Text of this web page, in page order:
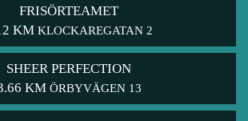
FRISÖRTEAMET
KM KLOCKAREGATAN 2
SHEER PERFECTION
KM ÖRBYVÄGEN 13